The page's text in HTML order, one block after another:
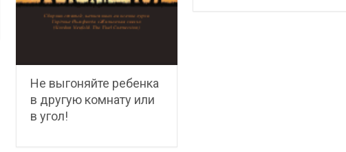
Не выгоняйте ребенка
в другую комнату или
в угол!